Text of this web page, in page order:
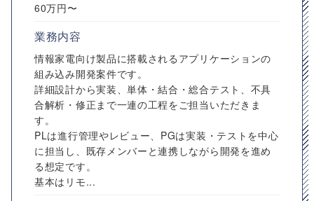
60万円〜
業務内容
情報家電向け製品に搭載されるアプリケーションの
組み込み開発案件です。
詳細設計から実装、単体・結合・総合テスト、不具
合解析・修正まで一連の工程をご担当いただきま
す。
PLは進行管理やレビュー、PGは実装・テストを中心
に担当し、既存メンバーと連携しながら開発を進め
る想定です。
基本はリモ...